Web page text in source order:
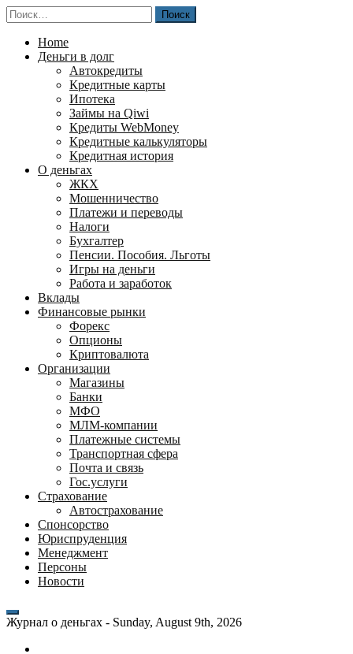
Перейти
к
содержимому
Найти:
Home
Деньги в долг
Автокредиты
Кредитные карты
Ипотека
Займы на Qiwi
Кредиты WebMoney
Кредитные калькуляторы
Кредитная история
О деньгах
ЖКХ
Мошенничество
Платежи и переводы
Налоги
Бухгалтер
Пенсии. Пособия. Льготы
Игры на деньги
Работа и заработок
Вклады
Финансовые рынки
Форекс
Опционы
Криптовалюта
Организации
Магазины
Банки
МФО
МЛМ-компании
Платежные системы
Транспортная сфера
Почта и связь
Гос.услуги
Страхование
Автострахование
Спонсорство
Юриспруденция
Менеджмент
Персоны
Новости
Журнал о деньгах - Sunday, August 9th, 2026